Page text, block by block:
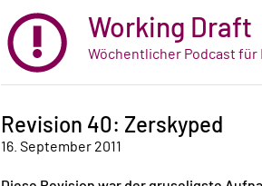
Working Draft
Wöchentlicher Podcast
Revision 40: Zerskyped
16. September 2011